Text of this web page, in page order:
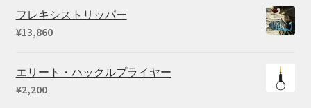
帯:
フレキシストリッパー
¥13,860
エリート・ハックルプライヤー
¥2,200